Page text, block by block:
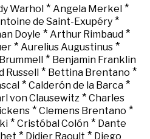
Warhol * Angela Merkel *
de Saint-Exupéry *
Doyle * Arthur Rimbaud *
* Aurelius Augustinus*
* Benjamin Franklin
* Bettina Brentano *
* Calderón de la Barca*
von Clausewitz * Charles
* Clemens Brentano *
* Cristóbal Colón * Dante
* Didier Raoult * Diego